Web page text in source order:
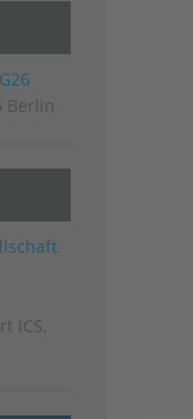
Berlin
ICS,